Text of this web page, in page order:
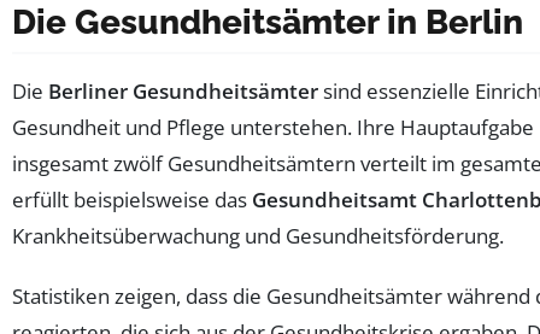
Die Gesundheitsämter in Berlin
Die Berliner Gesundheitsämtersind essenzielle
Gesundheit und Pflege unterstehen. Ihre
insgesamt zwölf Gesundheitsämtern verteilt im
erfüllt beispielsweise das Gesundheitsamt
Krankheitsüberwachung und Gesundheitsförderung.
Statistiken zeigen, dass die Gesundheitsämter